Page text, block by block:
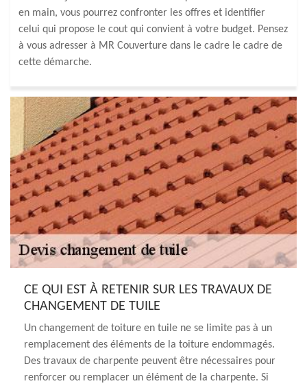
en main, vous pourrez confronter les offres et identifier
celui qui propose le cout qui convient à votre budget. Pensez
à vous adresser à MR Couverture dans le cadre le cadre de
cette démarche.
CE QUI EST À RETENIR SUR LES TRAVAUX DE
CHANGEMENT DE TUILE
Un changement de toiture en tuile ne se limite pas à un
remplacement des éléments de la toiture endommagés.
Des travaux de charpente peuvent être nécessaires pour
renforcer ou remplacer un élément de la charpente. Si